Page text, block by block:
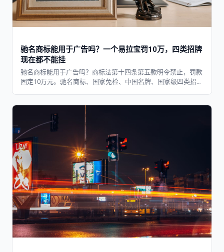
驰名商标能用于广告吗？一个易拉宝罚10万，四类招牌
现在都不能挂
驰名商标能用于广告吗？商标法第十四条第五款明令禁止，罚款
固定10万元。驰名商标、国家免检、中国名牌、国家级四类招牌